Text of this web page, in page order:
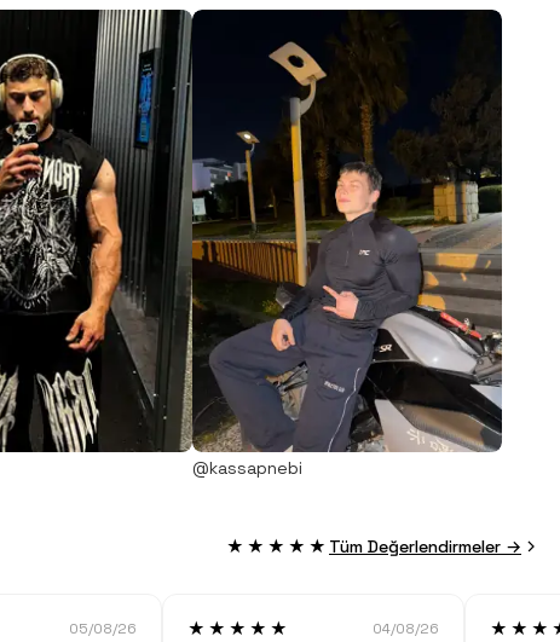
@kassapnebi
★★★★★ Tüm Değerlendirmeler →
05/08/26 ★★★★★ 04/08/26